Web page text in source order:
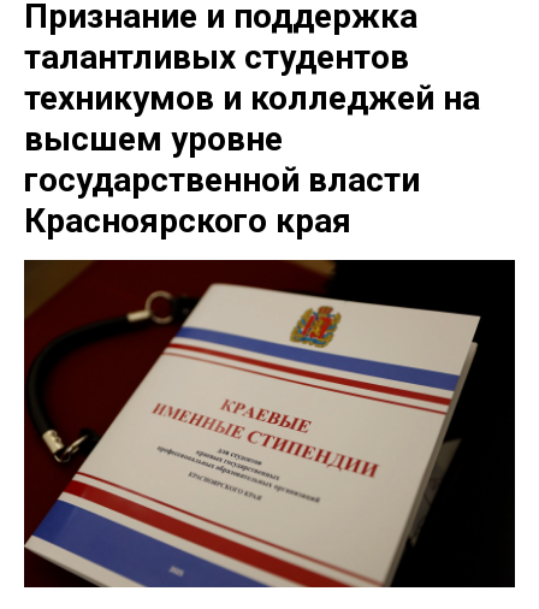
Признание и поддержка
талантливых студентов
техникумов и колледжей на
высшем уровне
государственной власти
Красноярского края